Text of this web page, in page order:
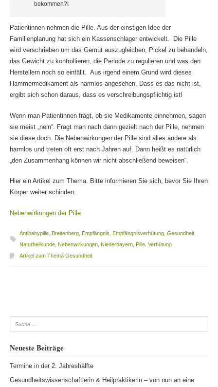
bekommen?!
Patientinnen nehmen die Pille. Aus der einstigen Idee der
Familienplanung hat sich ein Kassenschlager entwickelt. Die Pille
wird verschrieben um das Gemüt auszugleichen, Pickel zu behandeln,
das Gewicht zu kontrollieren, die Periode zu regulieren und was den
Herstellern noch so einfällt. Aus irgend einem Grund wird dieses
Hammermedikament als harmlos angesehen. Dass es das nicht ist,
ergibt sich schon daraus, dass es verschreibungspflichtig ist!
Wenn man Patientinnen frägt, ob sie Medikamente einnehmen, sagen
sie meist „nein“. Fragt man nach dann gezielt nach der Pille, nehmen
sie diese doch. Die Nebenwirkungen der Pille sind alles andere als
harmlos und treten oft erst nach Jahren auf. Dann heißt es natürlich
„den Zusammenhang können wir nicht abschließend beweisen“.
Hier ein Artikel zum Thema. Bitte informieren Sie sich, bevor Sie Ihren
Körper weiter schinden:
Nebenwirkungen der Pille
Antibabypille, Breitenberg, Empfängnis Empfängnisverhütung, Gesundheit,
Naturheilkunde, Nebenwirkungen, Niederbayern, Pille, Verhütung
Artikel zum Thema Gesundheit
Suche
Neueste Beiträge
Termine in der 2. Jahreshälfte
Gesundheitswissenschaftlerin & Heilpraktikerin – von nun an eine